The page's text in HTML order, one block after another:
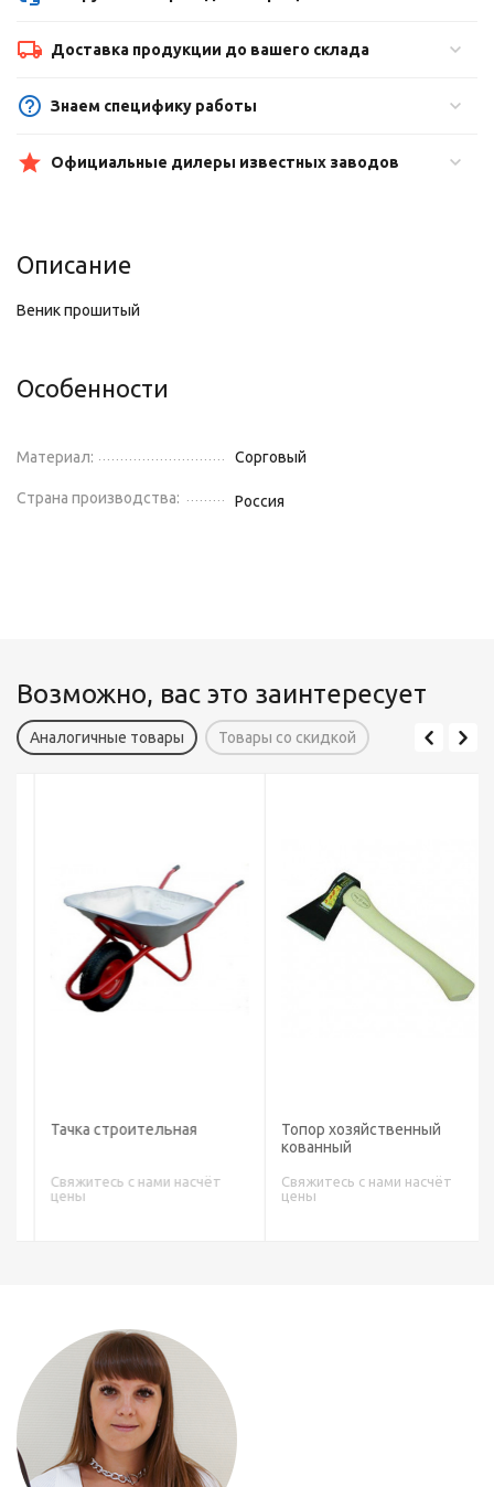
Доставка продукции до вашего склада
Знаем специфику работы
Официальные дилеры известных заводов
Описание
Веник прошитый
Особенности
Материал: Сорговый
Страна производства: Россия
Возможно, вас это заинтересует
Аналогичные товары Товары со скидкой
Тачка строительная
Свяжитесь с нами насчёт
цены
Топор хозяйственный
кованный
Свяжитесь с нами насчёт
цены